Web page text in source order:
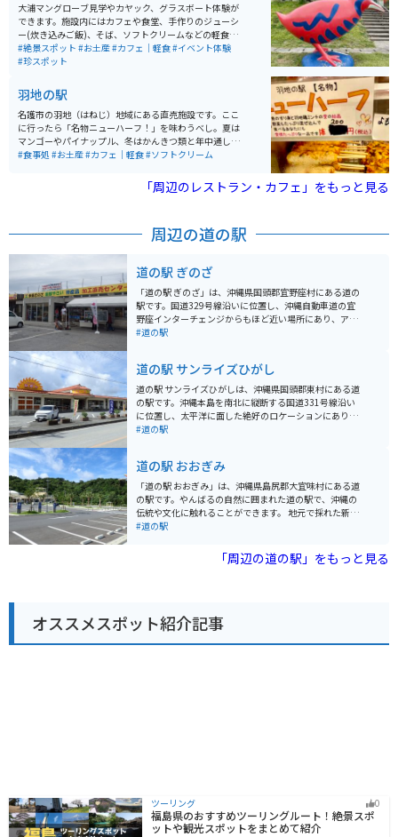
大浦マングローブ見学やカヤック、グラスボート体験が
できます。施設内にはカフェや食堂、手作りのジューシ
ー(炊き込みご飯)、そば、ソフトクリームなどの軽食も
楽しめます。土産品や新鮮な珍しい採れたて野菜なども
あり四季を通じて訪れたいスポットです。駐車場も広く
#絶景スポット #お土産#カフェ｜軽食#イベント体験
#珍スポット
羽地の駅
名護市の羽地（はねじ）地域にある直売施設です。ここ
に行ったら「名物ニューハーフ！」を味わうべし。夏は
マンゴーやパイナップル、冬はかんきつ類と年中通して
おいしい南国果物が味わえます。市場に出回らない珍し
ご」とその親鶏「羽地鶏」を使った食事やお惣菜も楽し
#食事処 #お土産#カフェ｜軽食#ソフトクリーム
「周辺のレストラン・カフェ」をもっと見る
周辺の道の駅
道の駅 ぎのざ
「道の駅 ぎのざ」は、沖縄県国頭郡宜野座村にある道の
駅です。国道329号線沿いに位置し、沖縄自動車道の宜
野座インターチェンジからもほど近い場所にあり、アク
セスも便利です。 施設内には、地元の新鮮な野菜や果物
の食材を使った料理を楽しむことができます。また、道
の駅に隣接して、野球場や多目的広場などのスポーツ施
設を備えた「ぎのざ運動公園」があります。 ツーリング
の休憩場所としても最適な場所で、沖縄の自然を感じな
がら、地元の美味しいものを楽しんでみてはいかがでし
ルやマンゴーなどの果物の産地としても知られていま
す。道の駅周辺には、パイナップルパークなどの観光農
園もあり、旬のフルーツ狩りを楽しむこともできます。
#道の駅
道の駅 サンライズひがし
道の駅 サンライズひがしは、沖縄県国頭郡東村にある道
の駅です。沖縄本島を南北に縦断する国道331号線沿い
に位置し、太平洋に面した絶好のロケーションにありま
す。 施設内には、地元の新鮮な野菜や果物を販売する農
は、水平線から昇る朝日を眺めることができます。 バイ
クで訪れる場合、道の駅には広々とした駐車場が完備さ
れているので安心です。周辺には、慶佐次湾のヒルギ林
など、自然豊かな観光スポットも点在しています。 東村
は、パイナップルの生産が盛んな地域として知られてい
きます。また、東村で収穫される海ぶどうもおすすめで
#道の駅
道の駅 おおぎみ
「道の駅 おおぎみ」は、沖縄県島尻郡大宜味村にある道
の駅です。やんばるの自然に囲まれた道の駅で、沖縄の
伝統や文化に触れることができます。 地元で採れた新鮮
な野菜や果物が販売されているほか、沖縄そばなどの軽
色を楽しみながらツーリングするのがおすすめです。 大
宜味村はシークヮーサーの産地としても有名で、道の駅
報】 住所：沖縄県島尻郡大宜味村字根路銘1620 電話番
号：0980-44-3242 営業時間：9:00～18:00 駐車場：普
通車50台、大型車5台 【おすすめポイント】 * 新鮮な地
#道の駅
「周辺の道の駅」をもっと見る
オススメスポット紹介記事
ツーリング 0
福島県のおすすめツーリングルート！絶景スポ
ットや観光スポットをまとめて紹介